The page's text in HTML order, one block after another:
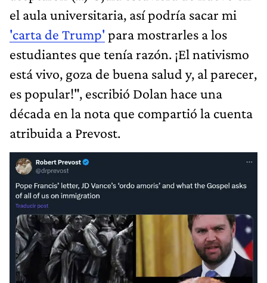
el aula universitaria, así podría sacar mi
'carta de Trump' para mostrarles a los
estudiantes que tenía razón. ¡El nativismo
está vivo, goza de buena salud y, al parecer,
es popular!", escribió Dolan hace una
década en la nota que compartió la cuenta
atribuida a Prevost.